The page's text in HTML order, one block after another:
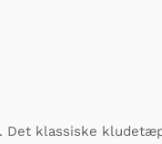
Det klassiske